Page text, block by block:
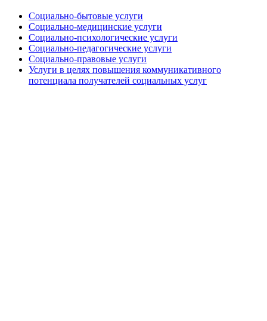
Социально-бытовые услуги
Социально-медицинские услуги
Социально-психологические услуги
Социально-педагогические услуги
Социально-правовые услуги
Услуги в целях повышения коммуникативного
потенциала получателей социальных услуг